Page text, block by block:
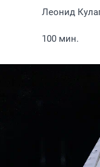
Леонид
100 мин.